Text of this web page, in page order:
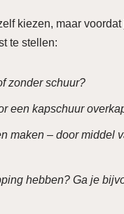
kiezen, maar
te stellen:
zonder schuur?
een kapschuur
maken – door middel
hebben? Ga je